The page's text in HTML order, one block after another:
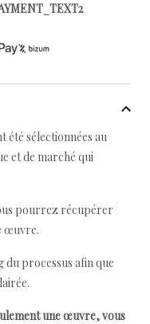
été sélectionnées au
et de marché qui
pourrez récupérer
œuvre.
du processus afin que
une œuvre, vous